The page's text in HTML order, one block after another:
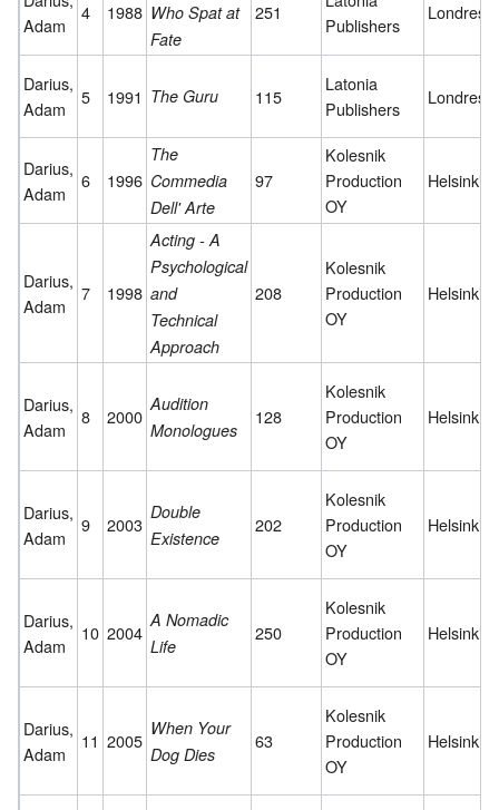
Adam
4 1988 Who Spat at
Fate
251
Publishers
Londres
Darius,
Adam
5 1991 The Guru 115
Latonia
Publishers
Londres
Darius,
Adam
6 1996
The
Commedia
Dell' Arte
97
Kolesnik
Production
OY
Helsinki
Darius,
Adam
7 1998
Acting - A
Psychological
and
Technical
Approach
208
Kolesnik
Production
OY
Helsinki
Darius,
Adam
8 2000
Audition
Monologues
128
Kolesnik
Production
OY
Helsinki
Darius,
Adam
9 2003
Double
Existence
202
Kolesnik
Production
OY
Helsinki
Darius,
Adam
10 2004
A Nomadic
Life
250
Kolesnik
Production
OY
Helsinki
Darius,
Adam
11 2005
When Your
Dog Dies
63
Kolesnik
Production
OY
Helsinki